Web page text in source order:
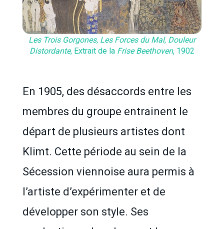
Les Trois Gorgones, Les Forces du Mal,Douleur
Distordante, Extrait de la Frise Beethoven, 1902
En 1905, des désaccords entre les
membres du groupe entrainent le
départ de plusieurs artistes dont
Klimt. Cette période au sein de la
Sécession viennoise aura permis à
l’artiste d’expérimenter et de
développer son style. Ses